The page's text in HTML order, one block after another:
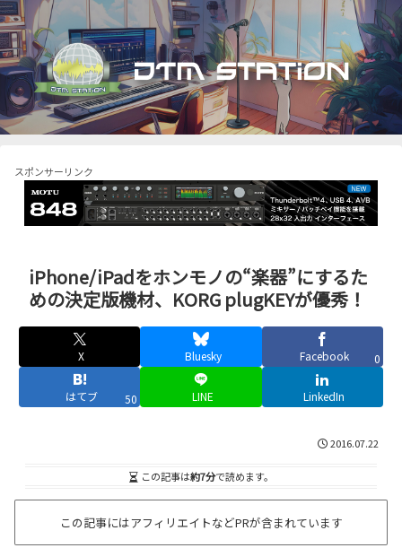
スポンサーリンク
iPhone/iPadをホンモノの“楽器”にするた
めの決定版機材、KORG plugKEYが優秀！
X Bluesky Facebook 0
はてブ 50 LINE LinkedIn
2016.07.22
この記事は約7分で読めます。
この記事にはアフィリエイトなどPRが含まれています